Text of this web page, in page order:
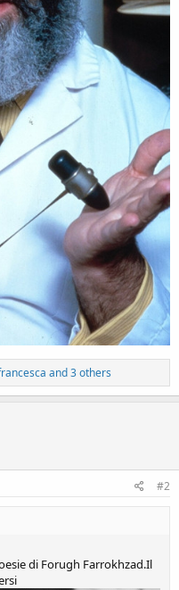
and 3 others
#2
di Forugh Farrokhzad.Il